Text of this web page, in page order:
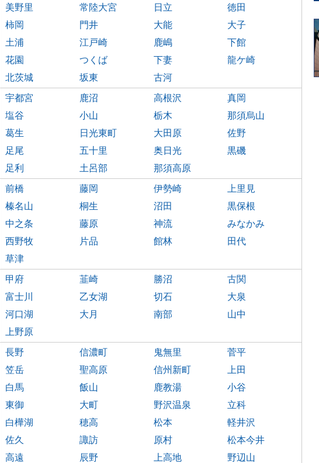
美野里
常陸大宮 日立
徳田
柿岡
門井 大能
大子
土浦
江戸崎 鹿嶋
下館
花園
つくば 下妻
龍ケ崎
北茨城
坂東 古河
宇都宮 鹿沼 高根沢
真岡
塩谷
小山 栃木
那須烏山
葛生
日光東町 大田原
佐野
足尾
五十里 奥日光
黒磯
足利
土呂部 那須高原
前橋 藤岡 伊勢崎
上里見
榛名山
桐生 沼田
黒保根
中之条
藤原 神流
みなかみ
西野牧
片品 館林
田代
草津
甲府 韮崎 勝沼
古関
富士川
乙女湖 切石
大泉
河口湖
大月 南部
山中
上野原
長野 信濃町 鬼無里
菅平
笠岳
聖高原 信州新町
上田
白馬
飯山 鹿教湯
小谷
東御
大町 野沢温泉
立科
白樺湖
穂高 松本
軽井沢
佐久
諏訪 原村
松本今井
高遠
辰野 上高地
野辺山